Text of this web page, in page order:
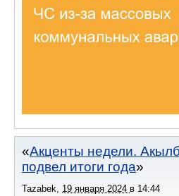
Акценты недели.
подвел итоги года
Tazabek, 19 января 2024 в 14:44